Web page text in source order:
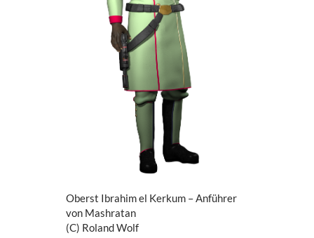
Oberst Ibrahim el Kerkum – Anführer
von Mashratan
(C) Roland Wolf